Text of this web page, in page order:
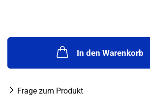
In den Warenkorb
Frage zum Produkt